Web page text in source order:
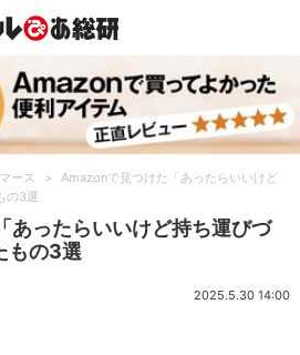
ース >
Amazonで見つけた「あったらいいけど
の3選
あったらいいけど持ち運びづ
もの3選
2025.5.30 14:00